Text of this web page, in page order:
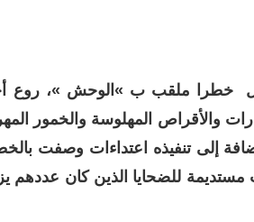
خطرا ملقب ب »الوحش »، روع
والأقراص المهلوسة والخمور
إلى تنفيذه اعتداءات وصفت
للضحايا الذين كان عددهم